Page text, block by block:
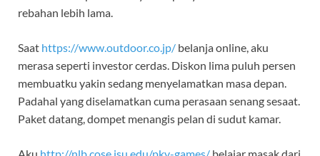
rebahan lebih lama.
Saat https://www.outdoor.co.jp/ belanja online, aku
merasa seperti investor cerdas. Diskon lima puluh persen
membuatku yakin sedang menyelamatkan masa depan.
Padahal yang diselamatkan cuma perasaan senang sesaat.
Paket datang, dompet menangis pelan di sudut kamar.